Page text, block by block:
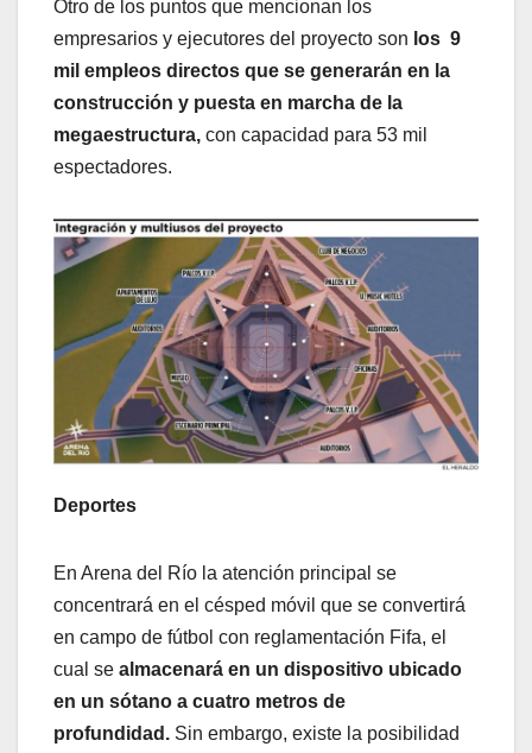
Otro de los puntos que mencionan los
empresarios y ejecutores del proyecto son los 9
mil empleos directos que se generarán en la
construcción y puesta en marcha de la
megaestructura, con capacidad para 53 mil
espectadores.
Deportes
En Arena del Río la atención principal se
concentrará en el césped móvil que se convertirá
en campo de fútbol con reglamentación Fifa, el
cual se almacenará en un dispositivo ubicado
en un sótano a cuatro metros de
profundidad. Sin embargo, existe la posibilidad